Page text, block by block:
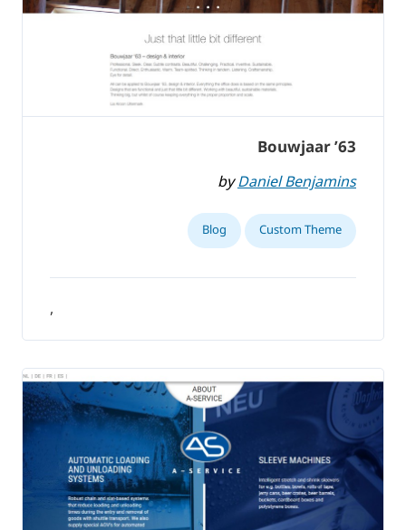
Bouwjaar ’63
byDaniel Benjamins
Custom Theme
Blog
,